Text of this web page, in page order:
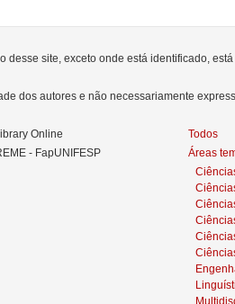
desse site, exceto onde está identificado,
dos autores e não necessariamente
Online
- FapUNIFESP
Todos
Áreas